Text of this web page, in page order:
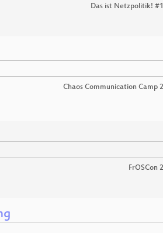
Das ist Netzpolitik!
Chaos Communication Camp
FrOSCon